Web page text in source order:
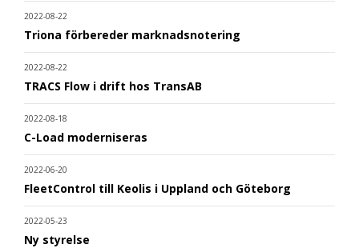
2022-08-22
Triona förbereder marknadsnotering
2022-08-22
TRACS Flow i drift hos TransAB
2022-08-18
C-Load moderniseras
2022-06-20
FleetControl till Keolis i Uppland och Göteborg
2022-05-23
Ny styrelse